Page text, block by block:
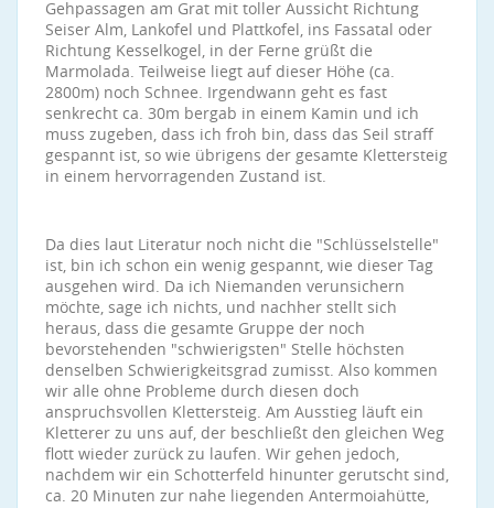
Gehpassagen am Grat mit toller Aussicht Richtung
Seiser Alm, Lankofel und Plattkofel, ins Fassatal oder
Richtung Kesselkogel, in der Ferne grüßt die
Marmolada. Teilweise liegt auf dieser Höhe (ca.
2800m) noch Schnee. Irgendwann geht es fast
senkrecht ca. 30m bergab in einem Kamin und ich
muss zugeben, dass ich froh bin, dass das Seil straff
gespannt ist, so wie übrigens der gesamte Klettersteig
in einem hervorragenden Zustand ist.
Da dies laut Literatur noch nicht die "Schlüsselstelle"
ist, bin ich schon ein wenig gespannt, wie dieser Tag
ausgehen wird. Da ich Niemanden verunsichern
möchte, sage ich nichts, und nachher stellt sich
heraus, dass die gesamte Gruppe der noch
bevorstehenden "schwierigsten" Stelle höchsten
denselben Schwierigkeitsgrad zumisst. Also kommen
wir alle ohne Probleme durch diesen doch
anspruchsvollen Klettersteig. Am Ausstieg läuft ein
Kletterer zu uns auf, der beschließt den gleichen Weg
flott wieder zurück zu laufen. Wir gehen jedoch,
nachdem wir ein Schotterfeld hinunter gerutscht sind,
ca. 20 Minuten zur nahe liegenden Antermoiahütte,